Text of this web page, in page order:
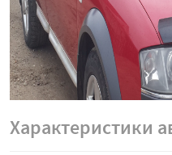
Характеристики